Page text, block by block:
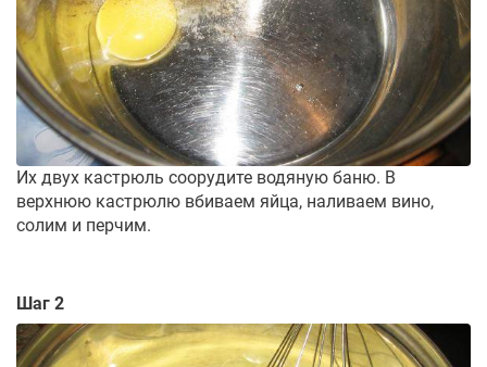
Их двух кастрюль соорудите водяную баню. В
верхнюю кастрюлю вбиваем яйца, наливаем вино,
солим и перчим.
Шаг 2